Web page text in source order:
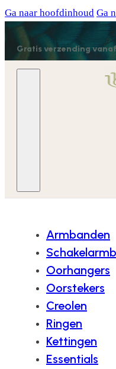
Ga naar hoofdinhoud Ga
Gratis verzending
Armbanden
Oorhangers
Oorstekers
Creolen
Ringen
Kettingen
Essentials